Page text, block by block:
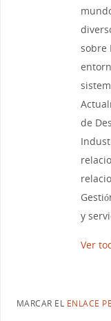
sobre
de
y
Ver
MARCAR EL ENLACE